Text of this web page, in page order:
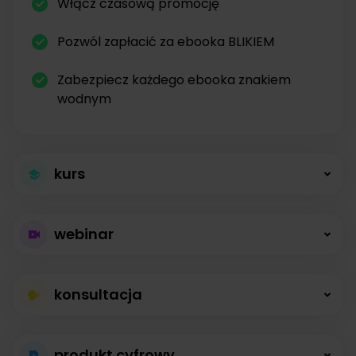
Pozwól zapłacić za ebooka BLIKIEM
Zabezpiecz każdego ebooka znakiem
wodnym
kurs
kursów
Kursy online z modułami, lekcjami, nagraniami i
opisami dostępne od zaraz.
webinar
bez limitów
konsultacja